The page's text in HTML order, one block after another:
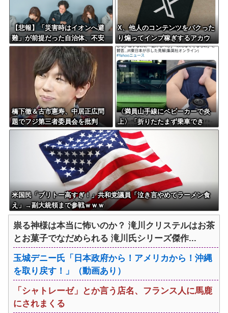
【悲報】「災害時はイオンへ避
難」が前提だった自治体、不安
の声が相次ぐ
X、他人のコンテンツをパクった
り煽ってインプ稼ぎするアカウ
ントの収益化停止。今後はオリ
ジナル重視
橋下徹＆古市憲寿、中居正広問
題でフジ第三者委員会を批判
〈満員山手線にベビーカーで炎
上〉「折りたたまず乗車でき
る」はずなのに…JR東日本が示
した見解
米国民「ブリトー高すぎ！」共和党議員「泣き言やめてラーメン食
え」→副大統領まで参戦ｗｗｗ
祟る神様は本当に怖いのか？ 滝川クリステルはお茶
とお菓子でなだめられる 滝川氏シリーズ傑作...
玉城デニー氏「日本政府から！アメリカから！沖縄
を取り戻す！」（動画あり）
「シャトレーゼ」とか言う店名、フランス人に馬鹿
にされまくる